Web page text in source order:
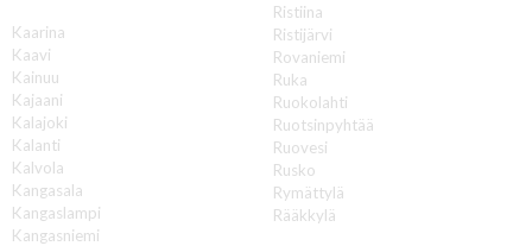
Kaarina
Kaavi
Kainuu
Kajaani
Kalajoki
Kalanti
Kalvola
Kangasala
Kangaslampi
Kangasniemi
Ristiina
Ristijärvi
Rovaniemi
Ruka
Ruokolahti
Ruotsinpyhtää
Ruovesi
Rusko
Rymättylä
Rääkkylä